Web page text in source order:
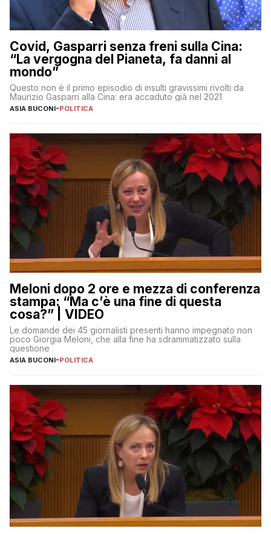
Covid, Gasparri senza freni sulla Cina:
“La vergogna del Pianeta, fa danni al
mondo”
Questo non è il primo episodio di insulti gravissimi rivolti da
Maurizio Gasparri alla Cina: era accaduto già nel 2021
ASIA BUCONI-POLITICA
Meloni dopo 2 ore e mezza di conferenza
stampa: “Ma c’è una fine di questa
cosa?” | VIDEO
Le domande dei 45 giornalisti presenti hanno impegnato non
poco Giorgia Meloni, che alla fine ha sdrammatizzato sulla
questione
ASIA BUCONI-POLITICA